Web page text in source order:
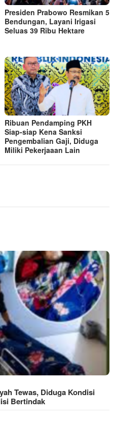
Presiden Prabowo Resmikan 5
Bendungan, Layani Irigasi
Seluas 39 Ribu Hektare
Ribuan Pendamping PKH
Siap-siap Kena Sanksi
Pengembalian Gaji, Diduga
Miliki Pekerjaaan Lain
Tewas, Diduga Kondisi
Bertindak